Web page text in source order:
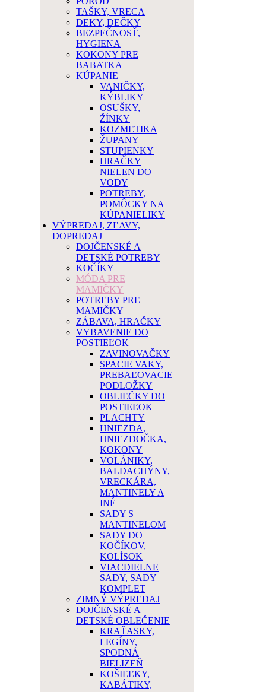
TAŠKY, VRECA
DEKY, DEČKY
BEZPEČNOSŤ,
HYGIENA
KOKONY PRE
BABATKA
KÚPANIE
VANIČKY,
KÝBLIKY
OSUŠKY,
ŽÍNKY
KOZMETIKA
ŽUPANY
STUPIENKY
HRAČKY
NIELEN DO
VODY
POTREBY,
POMÔCKY NA
KÚPANIELIKY
VÝPREDAJ, ZĽAVY,
DOPREDAJ
DOJČENSKÉ A
DETSKÉ POTREBY
KOČÍKY
MÓDA PRE
MAMIČKY
POTREBY PRE
MAMIČKY
ZÁBAVA, HRAČKY
VYBAVENIE DO
POSTIEĽOK
ZAVINOVAČKY
SPACIE VAKY,
PREBAĽOVACIE
PODLOŽKY
OBLIEČKY DO
POSTIEĽOK
PLACHTY
HNIEZDA,
HNIEZDOČKA,
KOKONY
VOLÁNIKY,
BALDACHÝNY,
VRECKÁRA,
MANTINELY A
INÉ
SADY S
MANTINELOM
SADY DO
KOČÍKOV,
KOLÍSOK
VIACDIELNE
SADY, SADY
KOMPLET
ZIMNÝ VÝPREDAJ
DOJČENSKÉ A
DETSKÉ OBLEČENIE
KRAŤASKY,
LEGÍNY,
SPODNÁ
BIELIZEŇ
KOŠIEĽKY,
KABÁTIKY,